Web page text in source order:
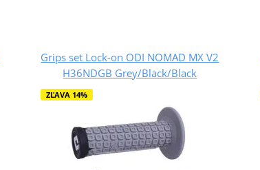
Grips set Lock-on ODI NOMAD MX V2
H36NDGB Grey/Black/Black
ZĽAVA 14%